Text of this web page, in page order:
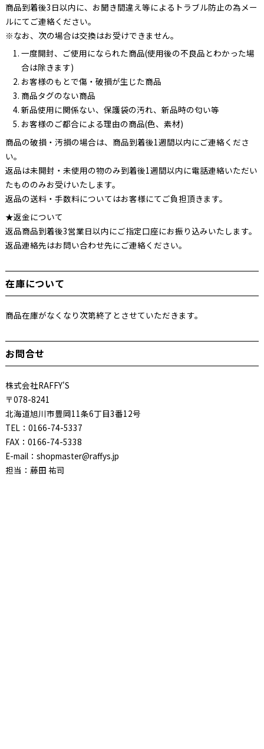
商品到着後3日以内に、お聞き間違え等によるトラブル防止の為メー
ルにてご連絡ください。
※なお、次の場合は交換はお受けできません。
一度開封、ご使用になられた商品(使用後の不良品とわかった場
合は除きます)
お客様のもとで傷・破損が生じた商品
商品タグのない商品
新品使用に関係ない、保護袋の汚れ、新品時の匂い等
お客様のご都合による理由の商品(色、素材)
商品の破損・汚損の場合は、商品到着後1週間以内にご連絡くださ
い。
返品は未開封・未使用の物のみ到着後1週間以内に電話連絡いただい
たもののみお受けいたします。
返品の送料・手数料についてはお客様にてご負担頂きます。
★返金について
返品商品到着後3営業日以内にご指定口座にお振り込みいたします。
返品連絡先はお問い合わせ先にご連絡ください。
在庫について
商品在庫がなくなり次第終了とさせていただきます。
お問合せ
株式会社RAFFY'S
〒078-8241
北海道旭川市豊岡11条6丁目3番12号
TEL：0166-74-5337
FAX：0166-74-5338
E-mail：shopmaster@raffys.jp
担当：藤田 祐司